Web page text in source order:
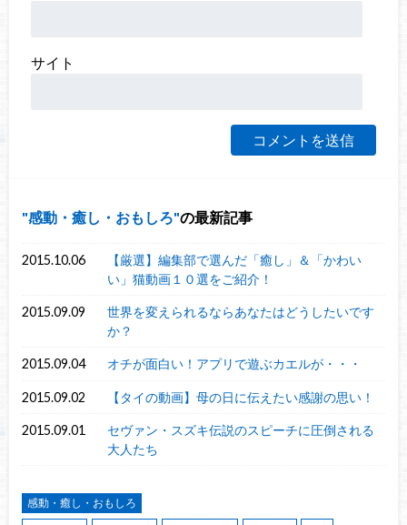
サイト
感動・癒し・おもしろ の最新記事
2015.10.06
【厳選】編集部で選んだ「癒し」＆「かわい
い」猫動画１０選をご紹介！
2015.09.09
世界を変えられるならあなたはどうしたいです
か？
2015.09.04 オチが面白い！アプリで遊ぶカエルが・・・
2015.09.02 【タイの動画】母の日に伝えたい感謝の思い！
2015.09.01
セヴァン・スズキ伝説のスピーチに圧倒される
大人たち
感動・癒し・おもしろ